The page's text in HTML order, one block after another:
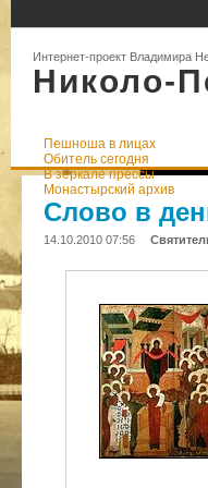
Интернет-проект Владимира
Николо-
Пешноша в лицах
Обитель сегодня
В зеркале прессы
Монастырский архив
Слово в
14.10.2010 07:56